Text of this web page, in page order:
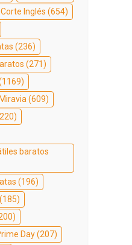
Corte Inglés (654)
(236)
(271)
Miravia (609)
baratos
(196)
(185)
Day(207)